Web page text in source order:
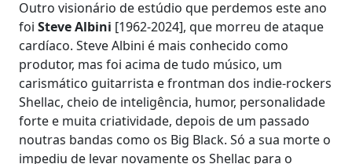
Outro visionário de estúdio que perdemos este ano
foi Steve Albini [1962-2024], que morreu de ataque
cardíaco. Steve Albini é mais conhecido como
produtor, mas foi acima de tudo músico, um
carismático guitarrista e frontman dos indie-rockers
Shellac, cheio de inteligência, humor, personalidade
forte e muita criatividade, depois de um passado
noutras bandas como os Big Black. Só a sua morte o
impediu de levar novamente os Shellac para o